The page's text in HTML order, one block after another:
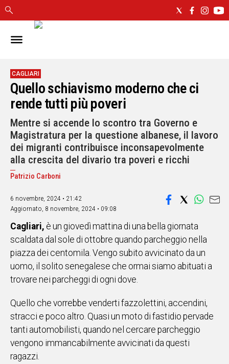
IN
CAGLIARI
SASSARI
NUORO
ORISTANO
SULCIS
GALLURA
OGLIASTRA
MEDIO
CAMPIDANO
ALTRE
NOTIZIE
POLITICA
IN
ITALIA
NEL
MONDO
EVENTI
STORIE
VIDEO
CAGLIARI
Quello schiavismo moderno che ci
rende tutti più poveri
Mentre si accende lo scontro tra Governo e
Magistratura per la questione albanese, il lavoro
dei migranti contribuisce inconsapevolmente
alla crescita del divario tra poveri e ricchi
Patrizio Carboni
6 novembre, 2024 • 21:42
Aggiornato, 8 novembre, 2024 • 09:08
Cagliari, è un giovedì mattina di una bella giornata
scaldata dal sole di ottobre quando parcheggio nella
piazza dei centomila. Vengo subito avvicinato da un
uomo, il solito senegalese che ormai siamo abituati a
trovare nei parcheggi di ogni dove.
Quello che vorrebbe venderti fazzolettini, accendini,
stracci e poco altro. Quasi un moto di fastidio pervade
tanti automobilisti, quando nel cercare parcheggio
vengono immancabilmente avvicinati da questi
ragazzi.